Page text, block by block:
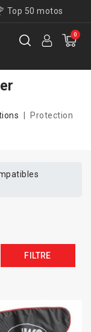
Top 50 motos
0
Protection
FILTRE